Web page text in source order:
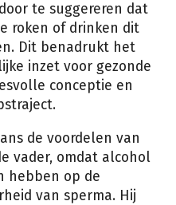
te suggereren dat
roken of drinken dit
Dit benadrukt het
inzet voor gezonde
conceptie en
de voordelen van
vader, omdat alcohol
hebben op de
van sperma. Hij